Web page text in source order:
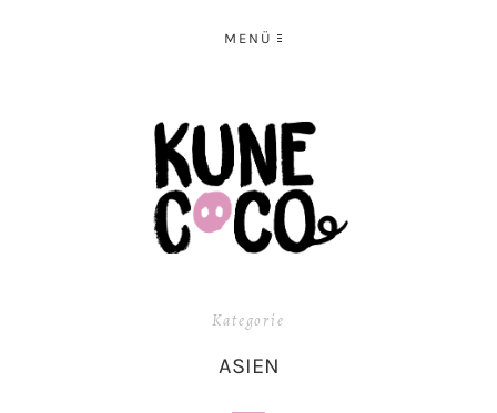
MENÜ
Kategorie
ASIEN